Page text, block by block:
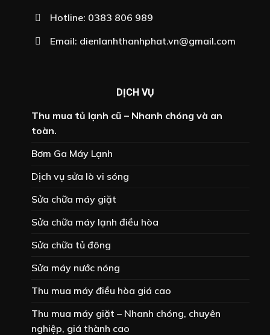
Hotline: 0383 806 989
Email: dienlanhthanhphat.vn@gmail.com
DỊCH VỤ
Thu mua tủ lạnh cũ – Nhanh chóng và an
toàn.
Bơm Ga Máy Lạnh
Dịch vụ sửa lò vi sóng
Sửa chữa máy giặt
Sửa chữa máy lạnh điều hòa
Sửa chữa tủ đông
Sửa máy nước nóng
Thu mua máy điều hòa giá cao
Thu mua máy giặt – Nhanh chóng, chuyên
nghiệp, giá thành cao